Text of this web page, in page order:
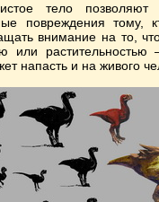
тело позволяют
повреждения тому,
внимание на то,
или
напасть и на живого